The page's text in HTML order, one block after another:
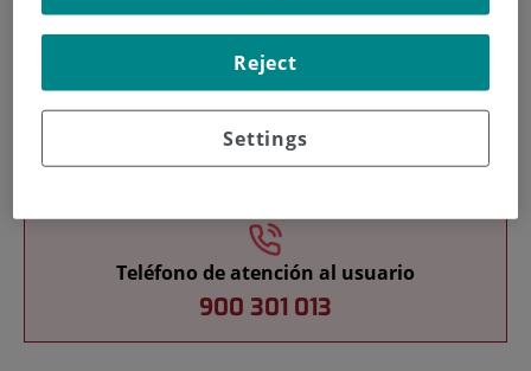
Teléfono de atención al usuario
900 301 013
Settings
Reject